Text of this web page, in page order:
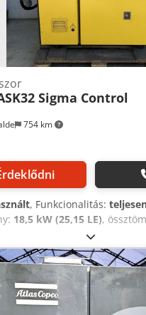
754 km
Sigma Control
, Funkcionalitás:
18,5 kW (25,15 LE),
elektromos, Gyártási
7 105 h, teljes hossz:1 130
780 mm, teljes magasság:1
, környezeti hőmérséklet
(max.):
45 °C,
7 rúd, nyomás (max.):8